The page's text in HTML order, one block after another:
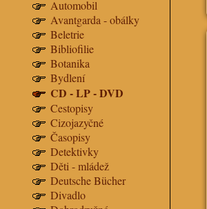
Automobil
Avantgarda - obálky
Beletrie
Bibliofilie
Botanika
Bydlení
CD - LP - DVD
Cestopisy
Cizojazyčné
Časopisy
Detektivky
Děti - mládež
Deutsche Bücher
Divadlo